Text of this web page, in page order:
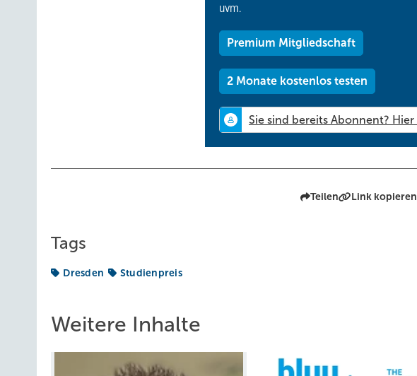
uvm.
Premium Mitgliedschaft
2 Monate kostenlos testen
Teilen Link kopieren
Tags
Dresden Studienpreis
Weitere Inhalte